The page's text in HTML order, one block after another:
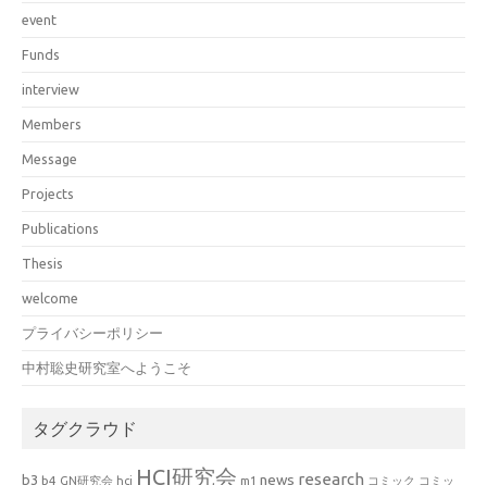
event
Funds
interview
Members
Message
Projects
Publications
Thesis
welcome
プライバシーポリシー
中村聡史研究室へようこそ
タグクラウド
b3 b4 GN研究会 hci HCI研究会 m1 news research コミック コミッ